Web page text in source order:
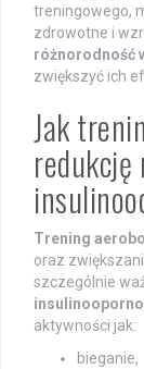
treningowego,
zdrowotne i
różnorodność
zwiększyć ich
Jak
redukcję
Trening
oraz
szczególnie
aktywności jak:
bieganie,